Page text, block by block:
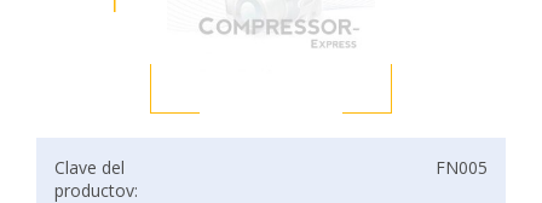
Clave del
productov:
FN005